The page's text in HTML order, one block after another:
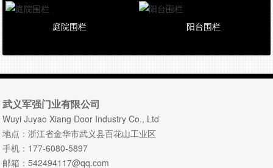
庭院围栏 阳台围栏
武义军强门业有限公司
Wuyi Juyao Xiang Door Industry Co., Ltd
地点：浙江省金华市武义县百花山工业区
手机：177-6080-5897
邮箱：542494117@qq.com